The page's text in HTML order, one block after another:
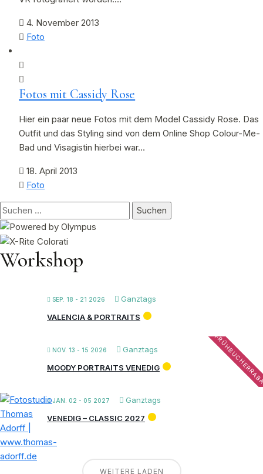
4. November 2013
Foto
Fotos mit Cassidy Rose
Hier ein paar neue Fotos mit dem Model Cassidy Rose. Das
Outfit und das Styling sind von dem Online Shop Colour-Me-
Bad und Visagistin hierbei war…
18. April 2013
Foto
Suchen
nach:
Workshop
SEP. 18 - 21 2026
Ganztags
VALENCIA & PORTRAITS
NOV. 13 - 15 2026 Ganztags
MOODY PORTRAITS VENEDIG
JAN. 02 - 05 2027
Ganztags
VENEDIG – CLASSIC 2027
WEITERE LADEN